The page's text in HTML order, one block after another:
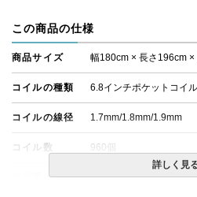
この商品の仕様
商品サイズ 幅180cm × 長さ196cm ×
コイルの種類 6.8インチポケットコイル
コイルの線径 1.7mm/1.8mm/1.9mm
コイル数 960個
日本
詳しく見